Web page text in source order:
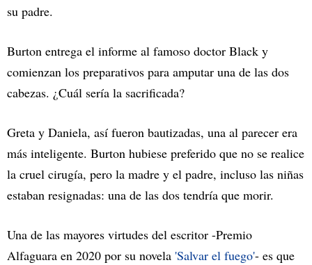
su padre.
Burton entrega el informe al famoso doctor Black y
comienzan los preparativos para amputar una de las dos
cabezas. ¿Cuál sería la sacrificada?
Greta y Daniela, así fueron bautizadas, una al parecer era
más inteligente. Burton hubiese preferido que no se realice
la cruel cirugía, pero la madre y el padre, incluso las niñas
estaban resignadas: una de las dos tendría que morir.
Una de las mayores virtudes del escritor -Premio
Alfaguara en 2020 por su novela 'Salvar el fuego'- es que